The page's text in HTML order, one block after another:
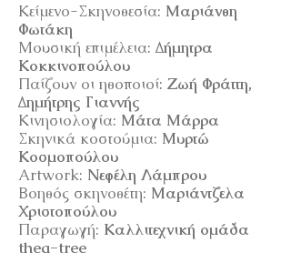
Κείμενο-Σκηνοθεσία: Μαριάνθη
Φωτάκη
Μουσική επιμέλεια: Δήμητρα
Κοκκινοπούλου
Παίζουν οι ηθοποιοί: Ζωή Φράττη,
Δημήτρης Γιαννής
Κινησιολογία: Μάτα Μάρρα
Σκηνικά κοστούμια: Μυρτώ
Κοσμοπούλου
Artwork: Νεφέλη Λάμπρου
Βοηθός σκηνοθέτη: Μαριάντζελα
Χριστοπούλου
Παραγωγή: Καλλιτεχνική ομάδα
thea-tree